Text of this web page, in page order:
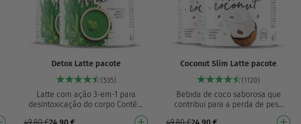
Detox Latte pacote
(535)
Latte com ação 3-em-1 para
desintoxicação do corpo Contém
49,80€24,90 €
Coconut Slim Latte pacote
(1120)
Bebida de coco saborosa que
contribui para a perda de peso
49,80€24,90 €